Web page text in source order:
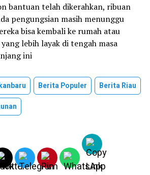
bantuan telah dikerahkan, ribuan
pengungsian masih menunggu
bisa kembali ke rumah atau
lebih layak di tengah masa
ini
Berita Populer
Berita Riau